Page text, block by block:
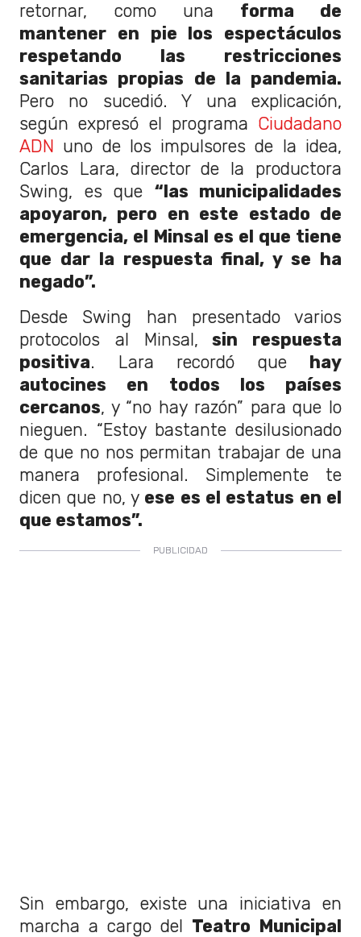
retornar, como una forma de
mantener en pie los espectáculos
respetando las restricciones
sanitarias propias de la pandemia.
Pero no sucedió. Y una explicación,
según expresó el programa Ciudadano
ADN uno de los impulsores de la idea,
Carlos Lara, director de la productora
Swing, es que “las municipalidades
apoyaron, pero en este estado de
emergencia, el Minsal es el que tiene
que dar la respuesta final, y se ha
negado”.
Desde Swing han presentado varios
protocolos al Minsal, sin respuesta
positiva. Lara recordó que
hay
autocines en todos los países
cercanos, y “no hay razón” para que lo
nieguen. “Estoy bastante desilusionado
de que no nos permitan trabajar de una
manera profesional. Simplemente te
dicen que no, y ese es el estatus en el
que estamos”.
Sin embargo, existe una iniciativa en
marcha a cargo del Teatro Municipal